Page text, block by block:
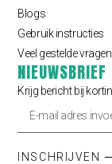
Blogs
Gebruik instructies
Veel gestelde vragen
NIEUWSBRIEF
Krijg bericht bij
INSCHRIJVEN